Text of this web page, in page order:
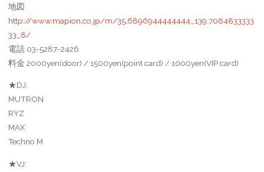
地図
http://www.mapion.co.jp/m/35.6896944444444_139.7084833333
33_8/
電話 03-5287-2426
料金 2000yen(door) / 1500yen(point card) / 1000yen(VIP card)
★DJ:
MUTRON
RYZ
MAX
Techno M
★VJ: